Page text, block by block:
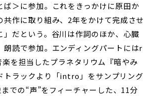
ば＞に参加。これをきっかけに原田か
共作に取り組み、2年をかけて完成させ
」だという。谷川は作詞のほか、心臓
朗読で参加。エンディングパートにはr
を担当したプラネタリウム『暗やみ
トラックより「intro」をサンプリング
での“声”をフィーチャーした、11分